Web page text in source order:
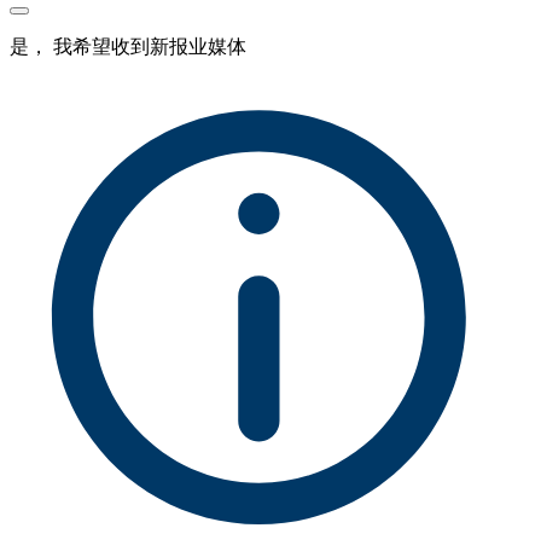
是， 我希望收到新报业媒体